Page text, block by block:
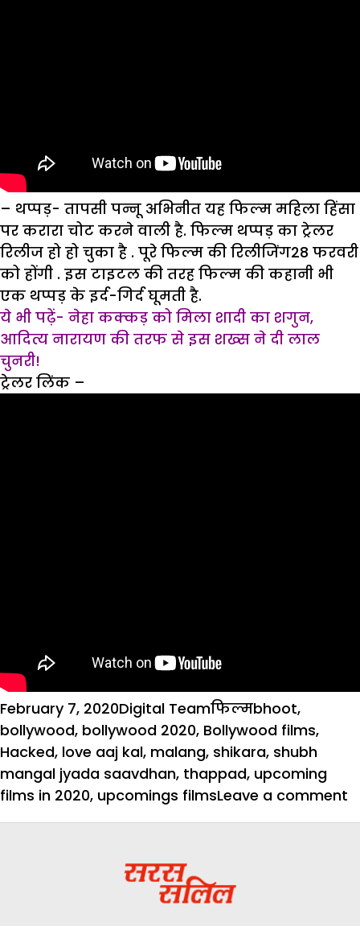
– थप्पड़- तापसी पन्नू अभिनीत यह फिल्म महिला हिंसा
पर करारा चोट करने वाली है. फिल्म थप्पड़ का ट्रेलर
रिलीज हो हो चुका है . पूरे फिल्म की रिलीजिंग28 फरवरी
को होंगी . इस टाइटल की तरह फिल्म की कहानी भी
एक थप्पड़ के इर्द-गिर्द घूमती है.
ये भी पढ़ें- नेहा कक्कड़ को मिला शादी का शगुन,
आदित्य नारायण की तरफ से इस शख्स ने दी लाल
चुनरी!
ट्रेलर लिंक –
Posted
on
February 7, 2020Author
Digital TeamCategories
फिल्मTags
bhoot,
bollywood, bollywood 2020, Bollywood films,
Hacked, love aaj kal, malang, shikara, shubh
mangal jyada saavdhan, thappad, upcoming
films in 2020, upcomings filmsLeave a comment